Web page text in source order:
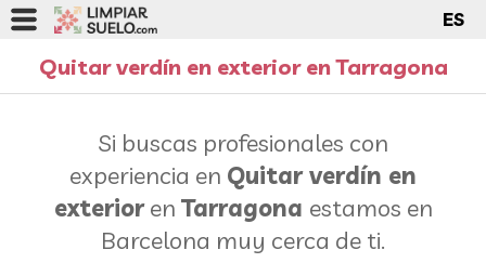
ES
Quitar verdín en exterior en Tarragona
Si buscas profesionales con
experiencia en Quitar verdín en
exterioren Tarragona estamos en
Barcelona muy cerca de ti.